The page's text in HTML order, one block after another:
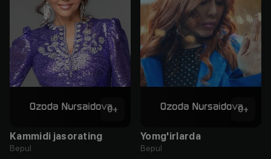
0+
Kammidi jasorating
Bepul
0+
Yomg'irlarda
Bepul